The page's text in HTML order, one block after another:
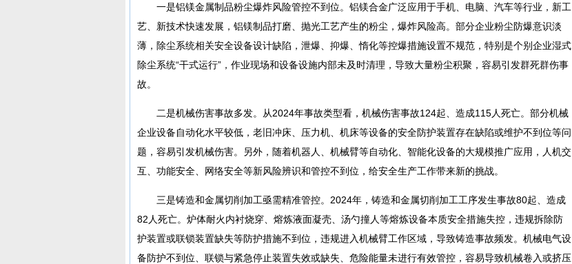
一是铝镁金属制品粉尘爆炸风险管控不到位。铝镁合金广泛应用于手机、电脑、汽车等行业，新工
艺、新技术快速发展，铝镁制品打磨、抛光工艺产生的粉尘，爆炸风险高。部分企业粉尘防爆意识淡
薄，除尘系统相关安全设备设计缺陷，泄爆、抑爆、惰化等控爆措施设置不规范，特别是个别企业湿式
除尘系统“干式运行”，作业现场和设备设施内部未及时清理，导致大量粉尘积聚，容易引发群死群伤事
故。
二是机械伤害事故多发。从2024年事故类型看，机械伤害事故124起、造成115人死亡。部分机械
企业设备自动化水平较低，老旧冲床、压力机、机床等设备的安全防护装置存在缺陷或维护不到位等问
题，容易引发机械伤害。另外，随着机器人、机械臂等自动化、智能化设备的大规模推广应用，人机交
互、功能安全、网络安全等新风险辨识和管控不到位，给安全生产工作带来新的挑战。
三是铸造和金属切削加工亟需精准管控。2024年，铸造和金属切削加工工序发生事故80起、造成
82人死亡。炉体耐火内衬烧穿、熔炼液面凝壳、汤勺撞人等熔炼设备本质安全措施失控，违规拆除防
护装置或联锁装置缺失等防护措施不到位，违规进入机械臂工作区域，导致铸造事故频发。机械电气设
备防护不到位、联锁与紧急停止装置失效或缺失、危险能量未进行有效管控，容易导致机械卷入或挤压